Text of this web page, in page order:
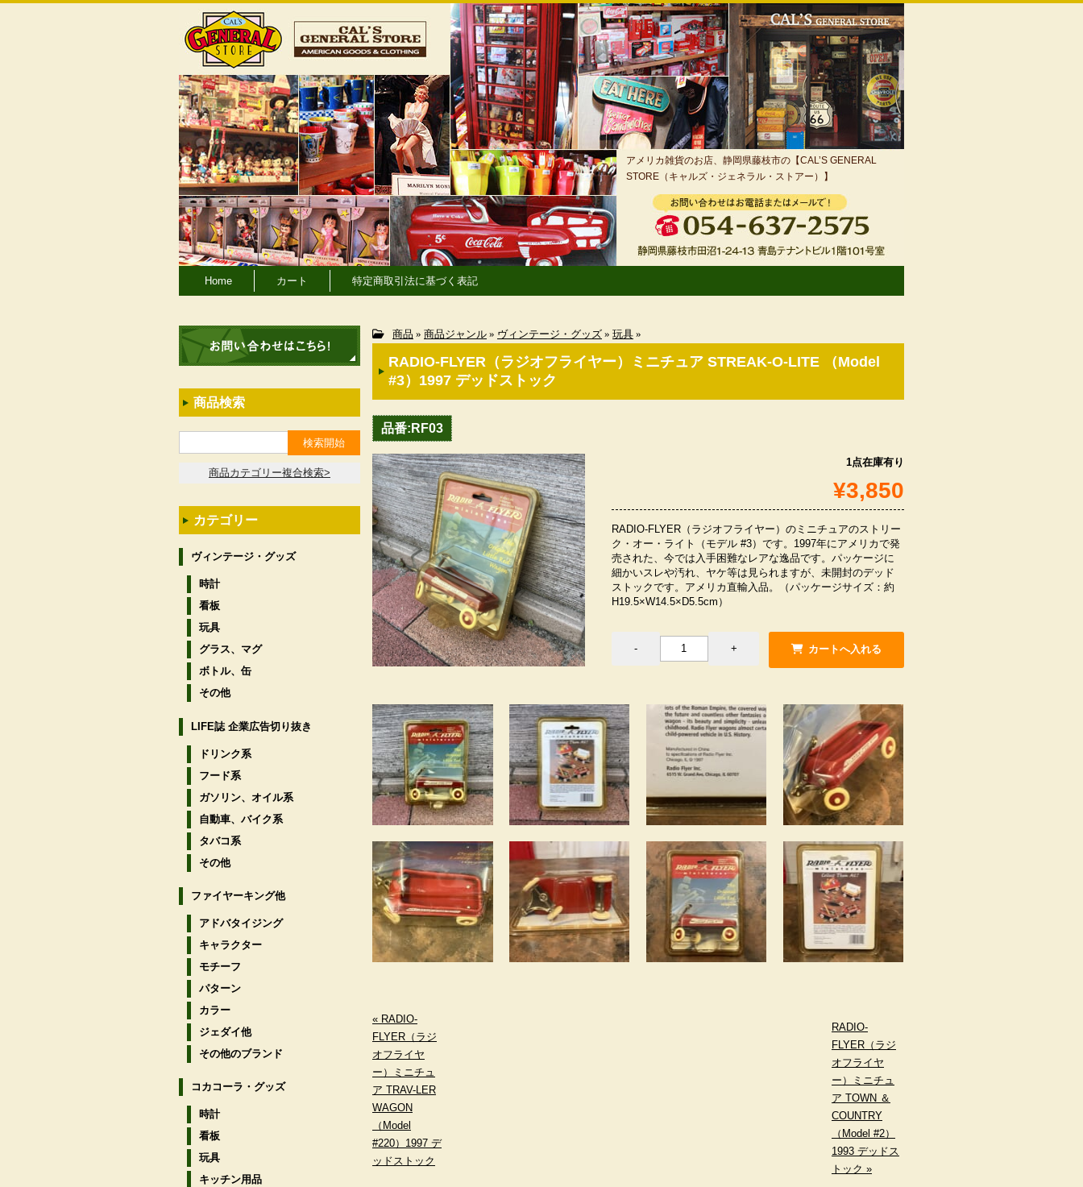
アメリカ雑貨のお店、静岡県藤枝市の【CAL’S GENERAL
STORE（キャルズ・ジェネラル・ストアー）】
Home カート 特定商取引法に基づく表記
商品 » 商品ジャンル » ヴィンテージ・グッズ » 玩具 »
RADIO-FLYER（ラジオフライヤー）ミニチュア STREAK-O-LITE （Model
#3）1997 デッドストック
品番:RF03
1点在庫有り
¥3,850
RADIO-FLYER（ラジオフライヤー）のミニチュアのストリー
ク・オー・ライト（モデル #3）です。1997年にアメリカで発
売された、今では入手困難なレアな逸品です。パッケージに
細かいスレや汚れ、ヤケ等は見られますが、未開封のデッド
ストックです。アメリカ直輸入品。（パッケージサイズ：約
H19.5×W14.5×D5.5cm）
« RADIO-
FLYER（ラジ
オフライヤ
ー）ミニチュ
ア TRAV-LER
WAGON
（Model
#220）1997 デ
ッドストック
RADIO-
FLYER（ラジ
オフライヤ
ー）ミニチュ
ア TOWN ＆
COUNTRY
（Model #2）
1993 デッドス
トック »
商品検索
商品カテゴリー複合検索>
カテゴリー
ヴィンテージ・グッズ
時計
看板
玩具
グラス、マグ
ボトル、缶
その他
LIFE誌 企業広告切り抜き
ドリンク系
フード系
ガソリン、オイル系
自動車、バイク系
タバコ系
その他
ファイヤーキング他
アドバタイジング
キャラクター
モチーフ
パターン
カラー
ジェダイ他
その他のブランド
コカコーラ・グッズ
時計
看板
玩具
キッチン用品